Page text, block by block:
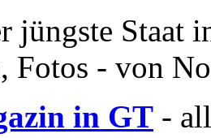
jüngste Staat
Fotos - von
in GT -